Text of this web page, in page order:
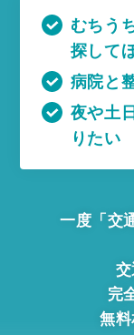
むちう
探して
病院と
夜や土
りたい
一度「交
完
無